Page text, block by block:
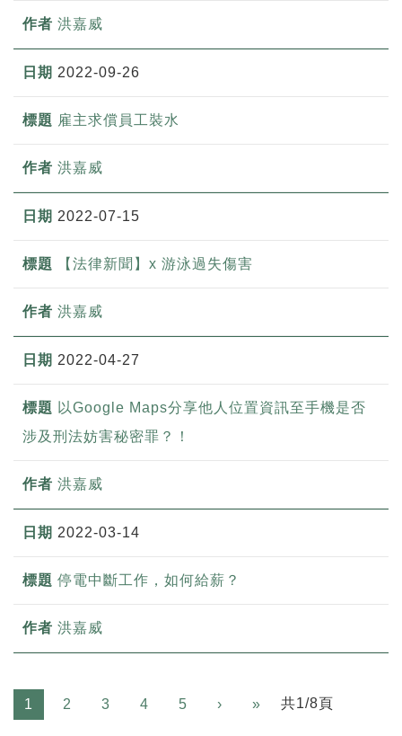
洪嘉威
2022-09-26
雇主求償員工裝水
洪嘉威
2022-07-15
【法律新聞】x 游泳過失傷害
洪嘉威
2022-04-27
以Google Maps分享他人位置資訊至手機是否
涉及刑法妨害秘密罪？！
洪嘉威
2022-03-14
停電中斷工作，如何給薪？
洪嘉威
1 2 3 4 5 › » Next共1/8頁